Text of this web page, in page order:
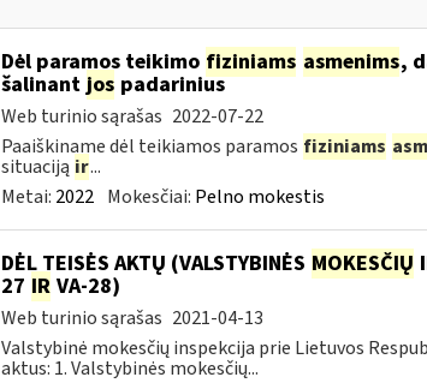
Dėl paramos teikimo fiziniams asmenims,
šalinantjos padarinius
Web turinio sąrašas 2022-07-22
Paaiškiname dėl teikiamos paramos fiziniams
situaciją ir...
Metai: 2022 Mokesčiai: Pelno mokestis
DĖL TEISĖS AKTŲ (VALSTYBINĖS MOKESČIŲ
27 IR VA-28)
Web turinio sąrašas 2021-04-13
Valstybinė mokesčių inspekcija prie Lietuvos
aktus: 1. Valstybinės mokesčių...